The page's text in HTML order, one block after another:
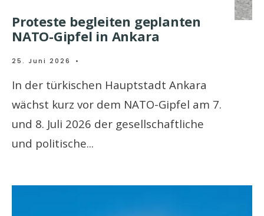
Proteste begleiten geplanten
NATO-Gipfel in Ankara
25. Juni 2026 •
In der türkischen Hauptstadt Ankara
wächst kurz vor dem NATO-Gipfel am 7.
und 8. Juli 2026 der gesellschaftliche
und politische...